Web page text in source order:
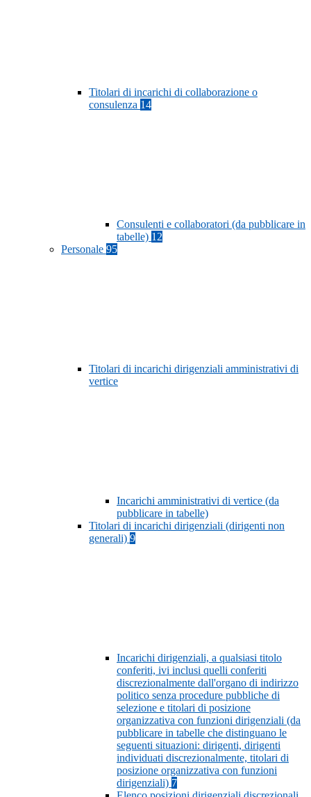
Titolari di incarichi di collaborazione o
consulenza 14
Consulenti e collaboratori (da pubblicare in
tabelle) 12
Personale 95
Titolari di incarichi dirigenziali amministrativi di
vertice
Incarichi amministrativi di vertice (da
pubblicare in tabelle)
Titolari di incarichi dirigenziali (dirigenti non
generali) 9
Incarichi dirigenziali, a qualsiasi titolo
conferiti, ivi inclusi quelli conferiti
discrezionalmente dall'organo di indirizzo
politico senza procedure pubbliche di
selezione e titolari di posizione
organizzativa con funzioni dirigenziali (da
pubblicare in tabelle che distinguano le
seguenti situazioni: dirigenti, dirigenti
individuati discrezionalmente, titolari di
posizione organizzativa con funzioni
dirigenziali) 7